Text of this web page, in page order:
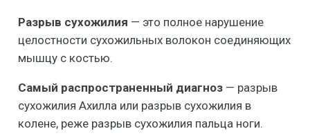
Разрыв сухожилия — это полное нарушение
целостности сухожильных волокон соединяющих
мышцу с костью.
Самый распространенный диагноз— разрыв
сухожилия Ахилла или разрыв сухожилия в
колене, реже разрыв сухожилия пальца ноги.